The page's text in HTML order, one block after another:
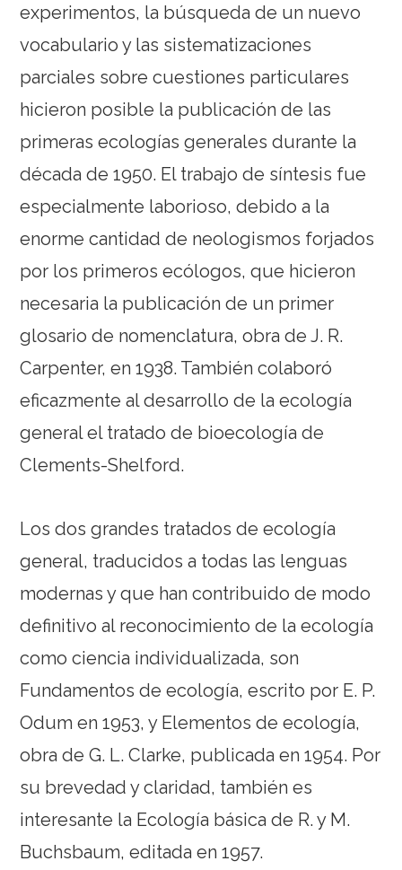
experimentos, la búsqueda de un nuevo
vocabulario y las sistematizaciones
parciales sobre cuestiones particulares
hicieron posible la publicación de las
primeras ecologías generales durante la
década de 1950. El trabajo de síntesis fue
especialmente laborioso, debido a la
enorme cantidad de neologismos forjados
por los primeros ecólogos, que hicieron
necesaria la publicación de un primer
glosario de nomenclatura, obra de J. R.
Carpenter, en 1938. También colaboró
eficazmente al desarrollo de la ecología
general el tratado de bioecología de
Clements-Shelford.
Los dos grandes tratados de ecología
general, traducidos a todas las lenguas
modernas y que han contribuido de modo
definitivo al reconocimiento de la ecología
como ciencia individualizada, son
Fundamentos de ecología, escrito por E. P.
Odum en 1953, y Elementos de ecología,
obra de G. L. Clarke, publicada en 1954. Por
su brevedad y claridad, también es
interesante la Ecología básica de R. y M.
Buchsbaum, editada en 1957.